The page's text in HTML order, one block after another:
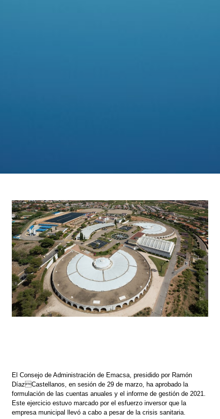
El Consejo de Administración de Emacsa, presidido por Ramón
DíazCastellanos, en sesión de 29 de marzo, ha aprobado la
formulación de las cuentas anuales y el informe de gestión de 2021.
Este ejercicio estuvo marcado por el esfuerzo inversor que la
empresa municipal llevó a cabo a pesar de la crisis sanitaria.